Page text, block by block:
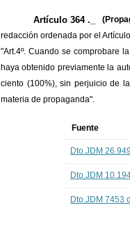
Artículo 364 ._
redacción ordenada por el
"Art.4º. Cuando se comprobare
haya obtenido previamente la
ciento (100%), sin perjuicio de
materia de propaganda".
Fuente
Dto.JDM
Dto.JDM
Dto.JDM 7453